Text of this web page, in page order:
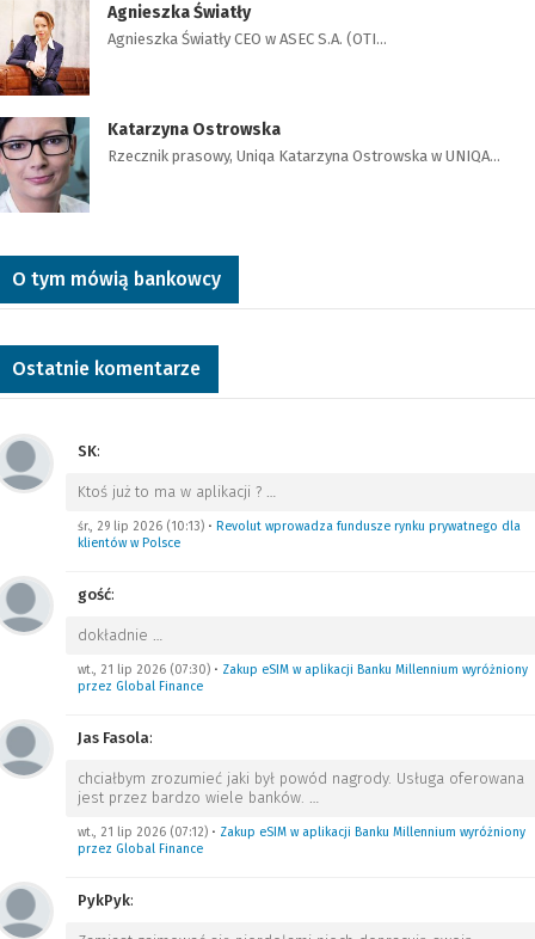
Agnieszka Światły
Agnieszka Światły CEO w ASEC S.A. (OTI…
Katarzyna Ostrowska
Rzecznik prasowy, Uniqa Katarzyna Ostrowska w UNIQA…
O tym mówią bankowcy
Ostatnie komentarze
SK:
Ktoś już to ma w aplikacji ?
śr., 29 lip 2026 (10:13) • Revolut wprowadza fundusze rynku prywatnego dla
klientów w Polsce
gość:
dokładnie
wt., 21 lip 2026 (07:30) • Zakup eSIM w aplikacji Banku Millennium wyróżniony
przez Global Finance
Jas Fasola:
chciałbym zrozumieć jaki był powód nagrody. Usługa oferowana
jest przez bardzo wiele banków.
wt., 21 lip 2026 (07:12) • Zakup eSIM w aplikacji Banku Millennium wyróżniony
przez Global Finance
PykPyk: